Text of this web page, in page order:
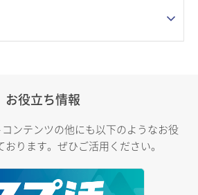
お役立ち情報
ンテンツの他にも以下のようなお役
ります。ぜひご活用ください。